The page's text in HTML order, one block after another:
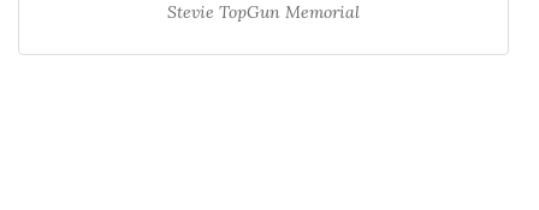
Stevie TopGun Memorial